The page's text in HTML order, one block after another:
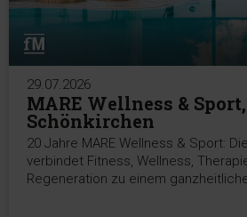
29.07.2026
MARE Wellness & Sport,
Schönkirchen
20 Jahre MARE Wellness & Sport:
verbindet Fitness, Wellness,
Regeneration zu einem